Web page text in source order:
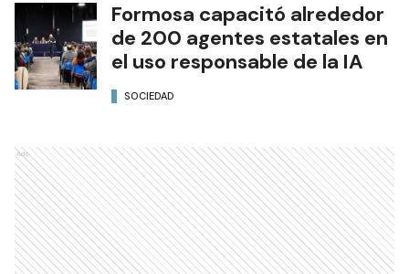
Formosa capacitó alrededor
de 200 agentes estatales en
el uso responsable de la IA
SOCIEDAD
Ads